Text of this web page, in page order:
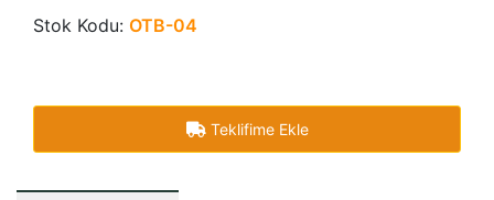
Stok Kodu: OTB-04
Teklifime Ekle